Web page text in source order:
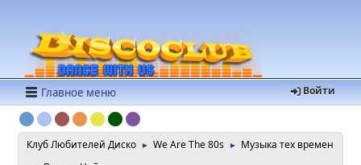
Войти
Главное меню
Клуб Любителей Диско ► We Are The 80s ► Музыка тех времен